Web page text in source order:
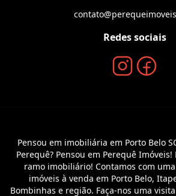
Redes sociais
Pensou em imobiliária em Porto Belo
Perequê? Pensou em Perequê
ramo imobiliário! Contamos com
imóveis à venda em Porto Belo,
Bombinhas e região. Faça-nos uma